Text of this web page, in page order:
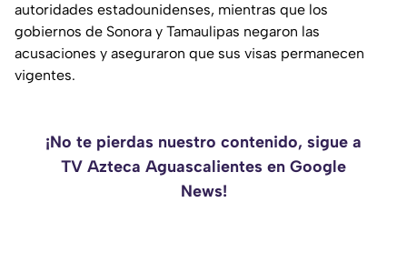
autoridades estadounidenses, mientras que los
gobiernos de Sonora y Tamaulipas negaron las
acusaciones y aseguraron que sus visas permanecen
vigentes.
¡No te pierdas nuestro contenido, sigue a
TV Azteca Aguascalientes en Google
News!